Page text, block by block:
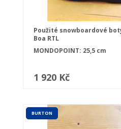
Použité snowboardové
Boa RTL
MONDOPOINT: 25,5 cm
1 920 Kč
BURTON